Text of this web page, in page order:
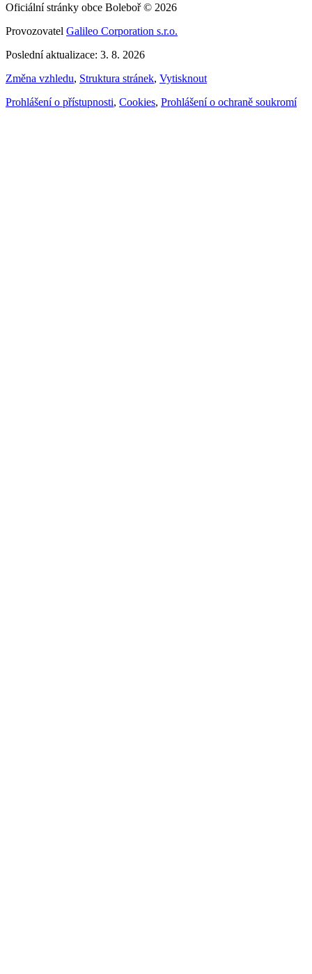
Oficiální stránky obce Boleboř © 2026
Provozovatel Galileo Corporation s.r.o.
Poslední aktualizace: 3. 8. 2026
Změna vzhledu, Struktura stránek, Vytisknout
Prohlášení o přístupnosti, Cookies, Prohlášení o ochraně soukromí